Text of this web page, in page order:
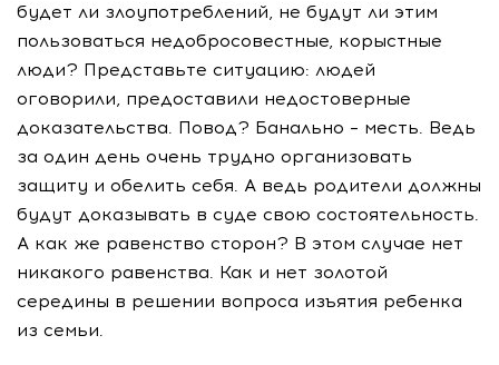
будет ли злоупотреблений, не будут ли этим
пользоваться недобросовестные, корыстные
люди? Представьте ситуацию: людей
оговорили, предоставили недостоверные
доказательства. Повод? Банально – месть. Ведь
за один день очень трудно организовать
защиту и обелить себя. А ведь родители должны
будут доказывать в суде свою состоятельность.
А как же равенство сторон? В этом случае нет
никакого равенства. Как и нет золотой
середины в решении вопроса изъятия ребенка
из семьи.